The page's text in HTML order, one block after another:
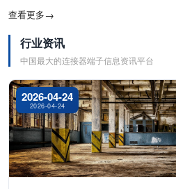
查看更多→
行业资讯
中国最大的连接器端子信息资讯平台
2026-04-24
2026-04-24